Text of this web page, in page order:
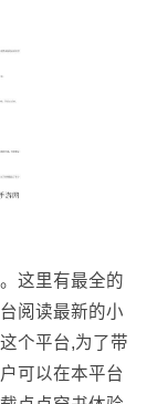
这里有最全的
阅读最新的小
个平台,为了带
可以在本平台